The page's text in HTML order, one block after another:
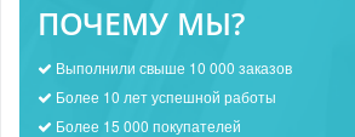
ПОЧЕМУ МЫ?
Выполнили свыше 10 000 заказов
Более 10 лет успешной работы
Более 15 000 покупателей